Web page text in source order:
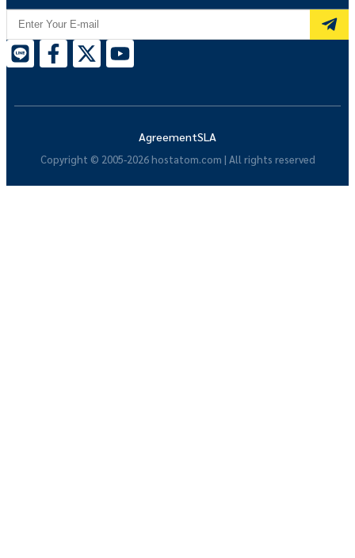
Copyright © 2005-2026 hostatom.com | All rights reserved
AgreementSLA